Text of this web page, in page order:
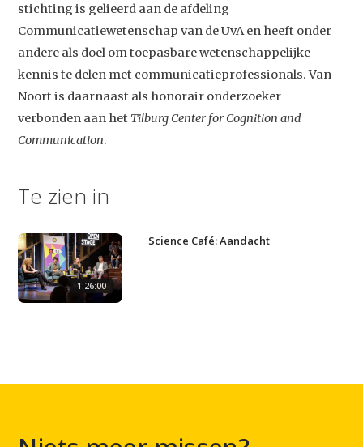
Home
Agenda
Video
Podcast
stichting is gelieerd aan de afdeling
Communicatiewetenschap van de UvA en heeft onder
andere als doel om toepasbare wetenschappelijke
kennis te delen met communicatieprofessionals. Van
Noort is daarnaast als honorair onderzoeker
verbonden aan het Tilburg Center for Cognition and
Communication.
Te zien in
1:26:00
Science Café: Aandacht